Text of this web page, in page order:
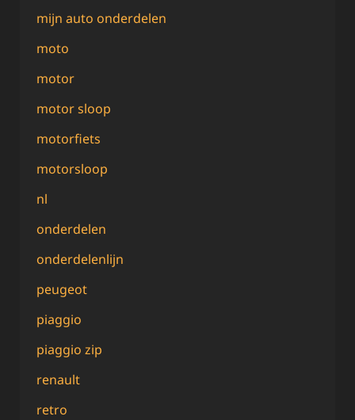
mijn auto onderdelen
moto
motor
motor sloop
motorfiets
motorsloop
nl
onderdelen
onderdelenlijn
peugeot
piaggio
piaggio zip
renault
retro